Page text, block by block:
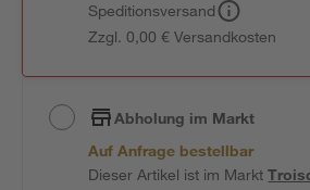
Speditionsversand
Zzgl. 0,00 € Versandkosten
Abholung im Markt
Auf Anfrage bestellbar
Dieser Artikel ist im Markt